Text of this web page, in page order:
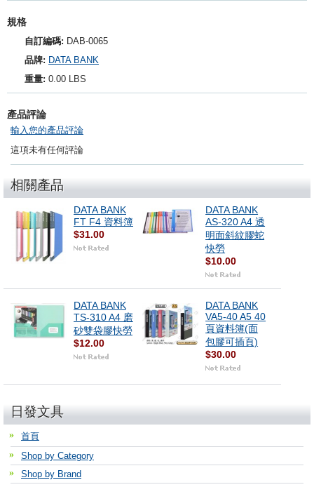
規格
自訂編碼: DAB-0065
品牌: DATA BANK
重量: 0.00 LBS
產品評論
輸入您的產品評論
這項未有任何評論
相關產品
DATA BANK
FT F4 資料簿
$31.00
DATA BANK
AS-320 A4 透
明面斜紋膠蛇
快勞
$10.00
DATA BANK
TS-310 A4 磨
砂雙袋膠快勞
$12.00
DATA BANK
VA5-40 A5 40
頁資料簿(面
包膠可插頁)
$30.00
日發文具
首頁
Shop by Category
Shop by Brand